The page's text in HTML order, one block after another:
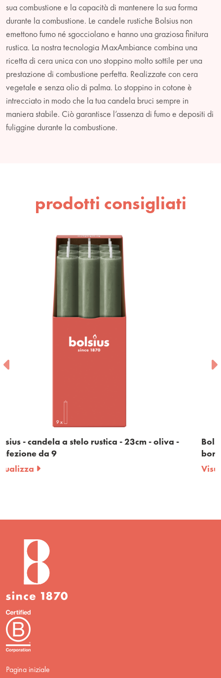
sua combustione e la capacità di mantenere la sua forma
durante la combustione. Le candele rustiche Bolsius non
emettono fumo né sgocciolano e hanno una graziosa finitura
rustica. La nostra tecnologia MaxAmbiance combina una
ricetta di cera unica con uno stoppino molto sottile per una
prestazione di combustione perfetta. Realizzate con cera
vegetale e senza olio di palma. Lo stoppino in cotone è
intrecciato in modo che la tua candela bruci sempre in
maniera stabile. Ciò garantisce l’assenza di fumo e depositi di
fuliggine durante la combustione.
prodotti consigliati
- oliva -
Bolsius - candela a stelo rustica - 23cm
Pagina iniziale